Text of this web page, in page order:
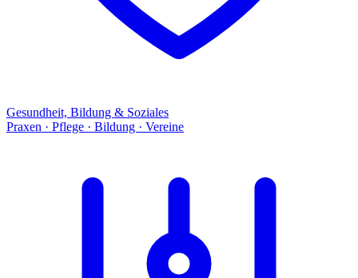
Gesundheit, Bildung & Soziales
Praxen · Pflege · Bildung · Vereine